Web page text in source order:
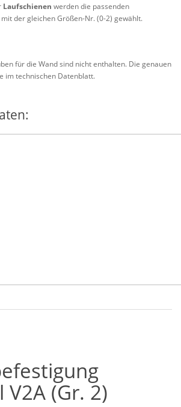
Laufschienen werden die passenden
mit der gleichen Größen-Nr. (0-2) gewählt.
für die Wand sind nicht enthalten. Die genauen
im technischen Datenblatt.
V2A (Gr. 2)